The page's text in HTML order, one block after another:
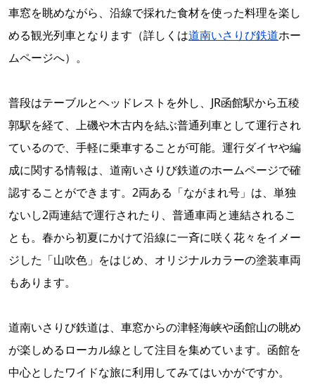
車窓を眺めながら、沿線で採れた食材を使った料理を楽し
める観光列車となります（詳しくは道南いさりび鉄道ホー
ムページへ）。
普段はテーブルとヘッドレストを外し、JR函館駅から五稜
郭駅を経て、上磯や木古内を結ぶ普通列車として運行され
ているので、手軽に乗車することが可能。運行ダイヤや編
成に関する情報は、道南いさりび鉄道のホームページで確
認することができます。2両ある「ながまれ号」は、単独
ないし2両連結で運行されたり、普通車両と連結されるこ
とも。春から初夏にかけて沿線に一斉に咲く花々をイメー
ジした「山吹色」をはじめ、オリジナルカラーの塗装車両
もあります。
道南いさりび鉄道は、車窓からの津軽海峡や函館山の眺め
が楽しめるローカル線として注目を集めています。函館を
中心としたワイドな旅に利用してみてはいかがですか。